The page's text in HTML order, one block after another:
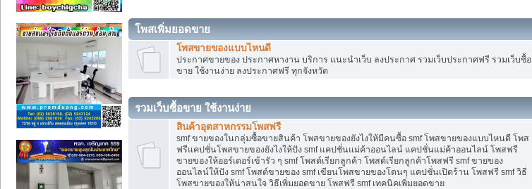
โพสเพิ่มยอดขาย
โพสขายของแบบไหนดี
ประกาศขายของ ประกาศหางาน บริการ แนะนำเว็บ ลงประกาศ รวมเว็บประกาศฟรี รวมเว็บซื้อ
ขาย ใช้งานง่าย ลงประกาศฟรี ทุกจังหวัด
รวมเว็บซื้อขาย ใช้งานง่าย
สินค้าอุตสาหกรรมโพสฟรี
smf ขายของในกลุ่มซื้อขายสินค้า โพสขายของยังไงให้มีคนซื้อ smf โพสขายของแบบไหนดี โพส
ฟรีแคปชั่นโพสขายของยังไงให้ปัง smf แคปชั่นแม่ค้าออนไลน์ แคปชั่นแม่ค้าออนไลน์ โพสฟรี
ขายของให้ออร์เดอร์เข้ารัว ๆ smf โพสต์เรียกลูกค้า โพสต์เรียกลูกค้าโพสฟรี smf ขายของ
ออนไลน์ให้ปัง smf โพสต์ขายของ smf เขียนโพสขายของโดนๆ แคปชั่นเปิดร้าน โพสฟรี smf วิธี
โพสขายของให้น่าสนใจ วิธีเพิ่มยอดขาย โพสฟรี smf เทคนิคเพิ่มยอดขาย